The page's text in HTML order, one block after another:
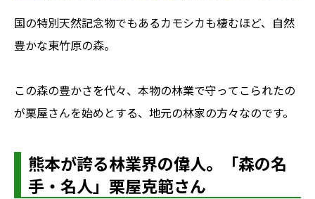
国の特別天然記念物でもあるカモシカも棲むほど、自然
豊かな東竹原の森。
この森の豊かさを代々、本物の林業で守ってこられたの
が栗屋さんを始めとする、地元の林家の方々なのです。
熊本が誇る林業界の偉人。「森の名
手・名人」栗屋克範さん